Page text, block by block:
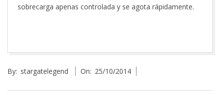
sobrecarga apenas controlada y se agota rápidamente.
10-
By: stargatelegend On: 25/10/2014